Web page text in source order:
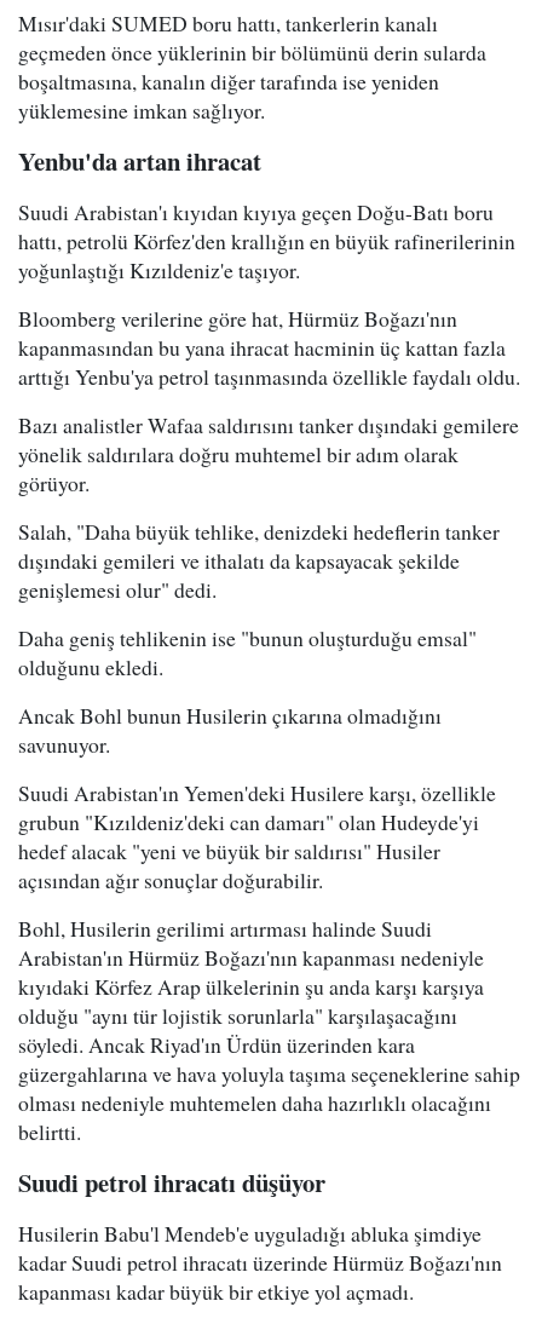
Mısır'daki SUMED boru hattı, tankerlerin kanalı
geçmeden önce yüklerinin bir bölümünü derin sularda
boşaltmasına, kanalın diğer tarafında ise yeniden
yüklemesine imkan sağlıyor.
Yenbu'da artan ihracat
Suudi Arabistan'ı kıyıdan kıyıya geçen Doğu-Batı boru
hattı, petrolü Körfez'den krallığın en büyük rafinerilerinin
yoğunlaştığı Kızıldeniz'e taşıyor.
Bloomberg verilerine göre hat, Hürmüz Boğazı'nın
kapanmasından bu yana ihracat hacminin üç kattan fazla
arttığı Yenbu'ya petrol taşınmasında özellikle faydalı oldu.
Bazı analistler Wafaa saldırısını tanker dışındaki gemilere
yönelik saldırılara doğru muhtemel bir adım olarak
görüyor.
Salah, "Daha büyük tehlike, denizdeki hedeflerin tanker
dışındaki gemileri ve ithalatı da kapsayacak şekilde
genişlemesi olur" dedi.
Daha geniş tehlikenin ise "bunun oluşturduğu emsal"
olduğunu ekledi.
Ancak Bohl bunun Husilerin çıkarına olmadığını
savunuyor.
Suudi Arabistan'ın Yemen'deki Husilere karşı, özellikle
grubun "Kızıldeniz'deki can damarı" olan Hudeyde'yi
hedef alacak "yeni ve büyük bir saldırısı" Husiler
açısından ağır sonuçlar doğurabilir.
Bohl, Husilerin gerilimi artırması halinde Suudi
Arabistan'ın Hürmüz Boğazı'nın kapanması nedeniyle
kıyıdaki Körfez Arap ülkelerinin şu anda karşı karşıya
olduğu "aynı tür lojistik sorunlarla" karşılaşacağını
söyledi. Ancak Riyad'ın Ürdün üzerinden kara
güzergahlarına ve hava yoluyla taşıma seçeneklerine sahip
olması nedeniyle muhtemelen daha hazırlıklı olacağını
belirtti.
Suudi petrol ihracatı düşüyor
Husilerin Babu'l Mendeb'e uyguladığı abluka şimdiye
kadar Suudi petrol ihracatı üzerinde Hürmüz Boğazı'nın
kapanması kadar büyük bir etkiye yol açmadı.